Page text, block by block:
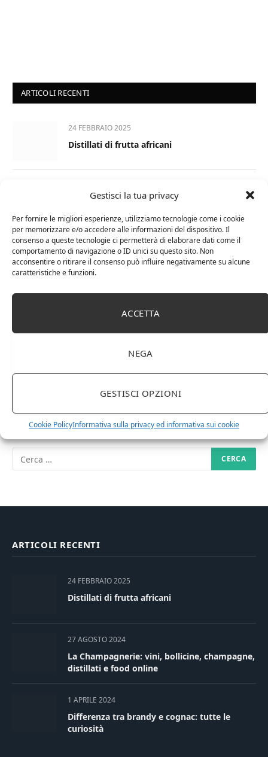
Gestisci la tua privacy
Per fornire le migliori esperienze, utilizziamo tecnologie come i cookie
per memorizzare e/o accedere alle informazioni del dispositivo. Il
consenso a queste tecnologie ci permetterà di elaborare dati come il
comportamento di navigazione o ID unici su questo sito. Non
acconsentire o ritirare il consenso può influire negativamente su alcune
caratteristiche e funzioni.
ACCETTA
NEGA
GESTISCI OPZIONI
Cookie PolicyInformativa sulla privacy ed informativa sui cookie
ARTICOLI RECENTI
24 FEBBRAIO 2025
Distillati di frutta africani
La Champagnerie: vini, bollicine, champagne,
distillati e food online
1 APRILE 2024
Differenza tra brandy e cognac: tutte le
curiosità
irlandesi
RICERCA NEL SITO
ARTICOLI RECENTI
24 FEBBRAIO 2025
Distillati di frutta africani
27 AGOSTO 2024
La Champagnerie: vini, bollicine, champagne,
distillati e food online
1 APRILE 2024
Differenza tra brandy e cognac: tutte le
curiosità